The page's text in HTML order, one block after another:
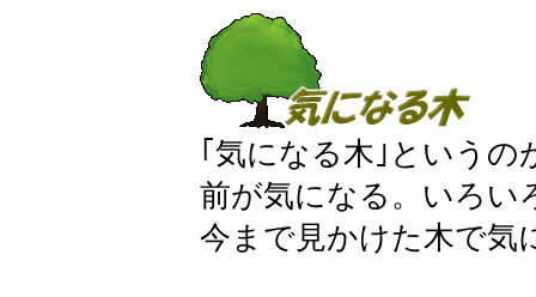
｢気になる木｣という
前が気になる。いろい
今まで見かけた木で気